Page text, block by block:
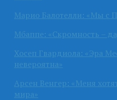
Марио Балотелли: «Мы с
Мбаппе: «Скромность –
Хосеп Гвардиола: «Эра
невероятна»
Арсен Венгер: «Меня
мира»